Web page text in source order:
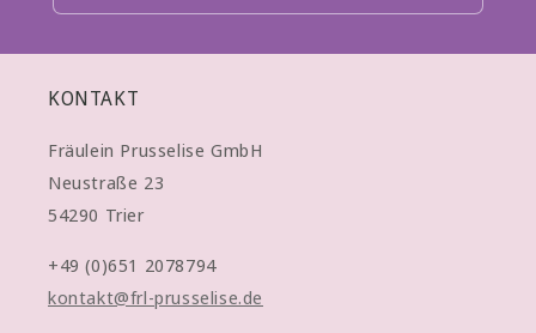
KONTAKT
Fräulein Prusselise GmbH
Neustraße 23
54290 Trier
+49 (0)651 2078794
kontakt@frl-prusselise.de